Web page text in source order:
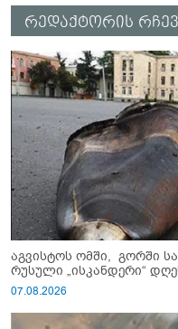
რედაქტორის
აგვისტოს ომში, გორში
რუსული „ისკანდერი“
07.08.2026